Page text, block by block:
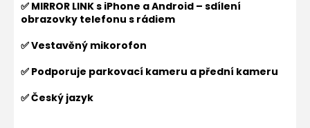
✅ MIRROR LINK s iPhone a Android – sdílení
obrazovky telefonu s rádiem
✅ Vestavěný mikorofon
✅ Podporuje parkovací kameru a přední kameru
✅ Český jazyk